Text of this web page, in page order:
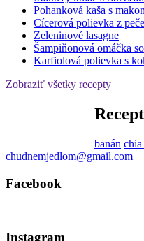
Pohanková kaša s
Cícerová polievka z
Zeleninové lasagne
Šampiňonová omáčka
Karfiolová polievka s
Zobraziť všetky recepty
banán chia
chudnemjedlom@gmail.com
Facebook
Instagram